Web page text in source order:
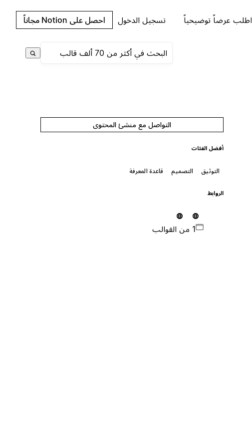
اطلب عرضاً توضيحياً تسجيل الدخول احصل على Notion مجاناً
التواصل مع منشئ المحتوى
أفضل الفئات
التوثيق التصميم قاعدة المعرفة
الروابط
1 من القوالب